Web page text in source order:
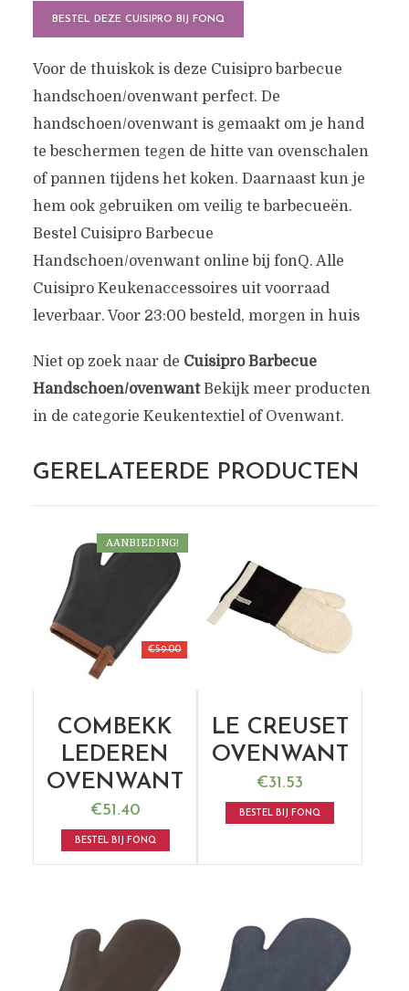
BESTEL DEZE CUISIPRO BIJ FONQ
Voor de thuiskok is deze Cuisipro barbecue
handschoen/ovenwant perfect. De
handschoen/ovenwant is gemaakt om je hand
te beschermen tegen de hitte van ovenschalen
of pannen tijdens het koken. Daarnaast kun je
hem ook gebruiken om veilig te barbecueën.
Bestel Cuisipro Barbecue
Handschoen/ovenwant online bij fonQ. Alle
Cuisipro Keukenaccessoires uit voorraad
leverbaar. Voor 23:00 besteld, morgen in huis
Niet op zoek naar de Cuisipro Barbecue
Handschoen/ovenwantBekijk meer producten
in de categorie Keukentextiel of Ovenwant.
GERELATEERDE PRODUCTEN
AANBIEDING!
COMBEKK
LEDEREN
OVENWANT
€59.00
€51.40
BESTEL BIJ FONQ
LE CREUSET
OVENWANT
€31.53
BESTEL BIJ FONQ